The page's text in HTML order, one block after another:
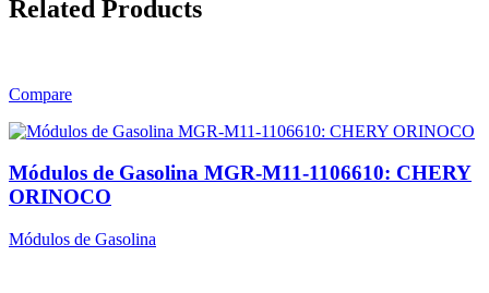
Related Products
Compare
Módulos de Gasolina MGR-M11-1106610: CHERY
ORINOCO
Módulos de Gasolina